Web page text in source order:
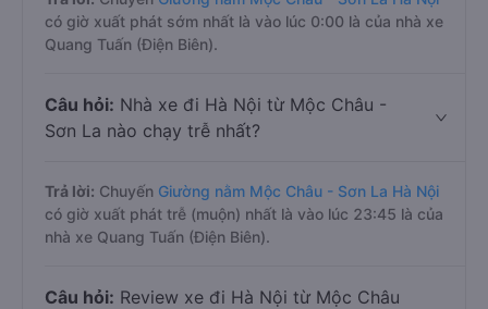
có giờ xuất phát sớm nhất là vào lúc 0:00 là của nhà xe
Quang Tuấn (Điện Biên).
Câu hỏi: Nhà xe đi Hà Nội từ Mộc Châu -
Sơn La nào chạy trễ nhất?
Trả lời: Chuyến Giường nằm Mộc Châu - Sơn La Hà Nội
có giờ xuất phát trễ (muộn) nhất là vào lúc 23:45 là của
nhà xe Quang Tuấn (Điện Biên).
Câu hỏi: Review xe đi Hà Nội từ Mộc Châu